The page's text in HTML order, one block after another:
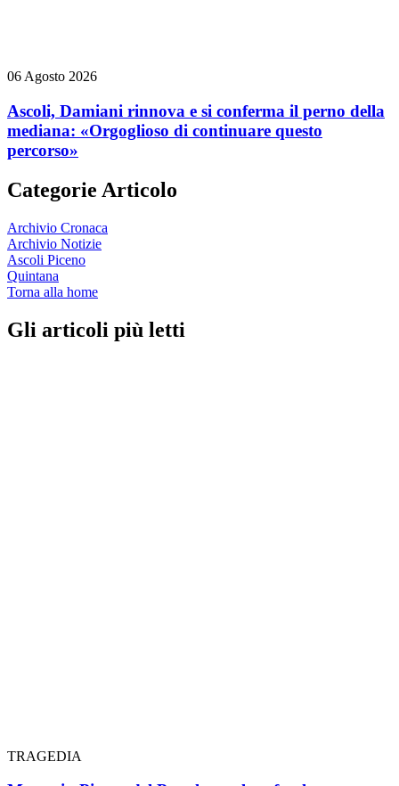
06 Agosto 2026
Ascoli, Damiani rinnova e si conferma il perno della
mediana: «Orgoglioso di continuare questo
percorso»
Categorie Articolo
Archivio Cronaca
Archivio Notizie
Ascoli Piceno
Quintana
Torna alla home
Gli articoli più letti
TRAGEDIA